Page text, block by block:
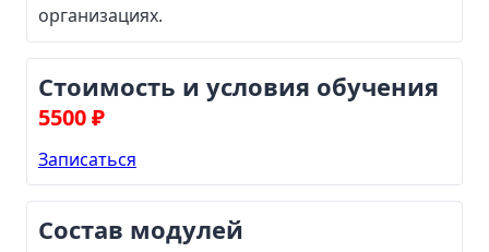
организациях.
Стоимость и условия обучения
5500₽
Записаться
Состав модулей